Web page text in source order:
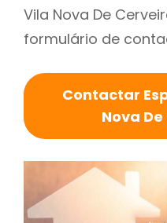
Vila Nova De
formulário de
Contactar
Nova